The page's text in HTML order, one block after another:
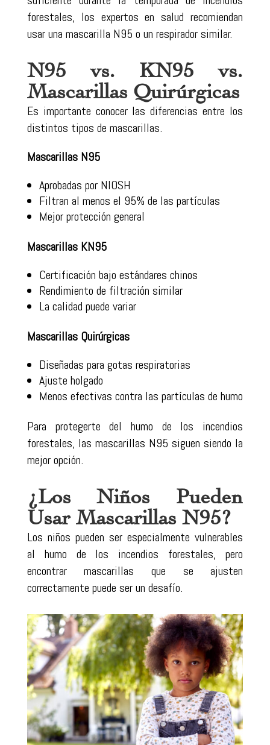
forestales, los expertos en salud recomiendan
usar una mascarilla N95 o un respirador similar.
N95 vs. KN95 vs.
Mascarillas Quirúrgicas
Es importante conocer las diferencias entre los
distintos tipos de mascarillas.
Mascarillas N95
Aprobadas por NIOSH
Filtran al menos el 95% de las partículas
Mejor protección general
Mascarillas KN95
Certificación bajo estándares chinos
Rendimiento de filtración similar
La calidad puede variar
Mascarillas Quirúrgicas
Diseñadas para gotas respiratorias
Ajuste holgado
Menos efectivas contra las partículas de humo
Para protegerte del humo de los incendios
forestales, las mascarillas N95 siguen siendo la
mejor opción.
¿Los Niños Pueden
Usar Mascarillas N95?
Los niños pueden ser especialmente vulnerables
al humo de los incendios forestales, pero
encontrar mascarillas que se ajusten
correctamente puede ser un desafío.